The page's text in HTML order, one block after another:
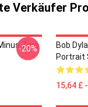
Verkäufer
Zero
-20%
Bob
Portrait
15,64 £